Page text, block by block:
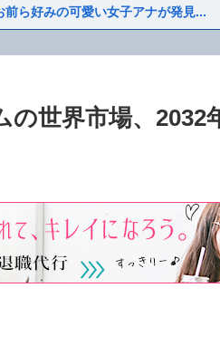
前ら好みの可愛い女子アナが発見...
世界市場、2032